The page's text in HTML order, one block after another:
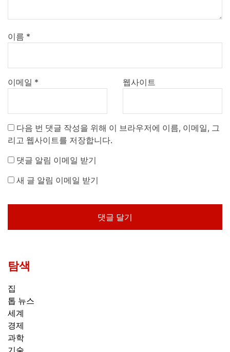
이름 *
이메일 * 웹사이트
다음 번 댓글 작성을 위해 이 브라우저에 이름, 이메일, 그
리고 웹사이트를 저장합니다.
댓글 알림 이메일 받기
새 글 알림 이메일 받기
탐색
집
톱 뉴스
세계
경제
과학
기술